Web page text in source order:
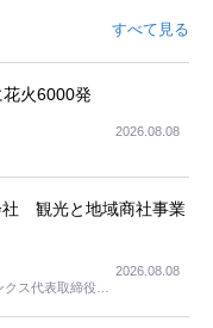
すべて見る
火6000発
2026.08.08
社 観光と地域商社事業
ス代表取締役社
2026.08.08